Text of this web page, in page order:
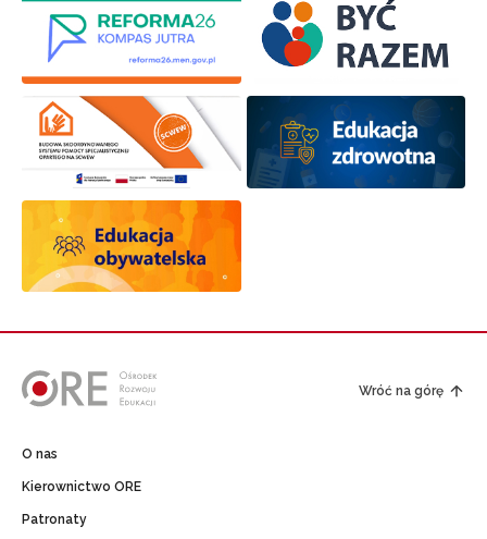
Wróć na górę
O nas
Kierownictwo ORE
Patronaty